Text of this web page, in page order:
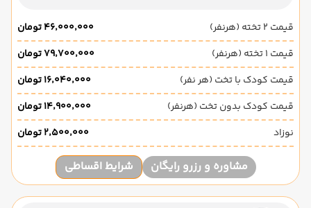
قیمت 2 تخته (هرنفر)
۴۶٬۰۰۰٬۰۰۰ تومان
قیمت 1 تخته (هرنفر)
۷۹٬۷۰۰٬۰۰۰ تومان
قیمت کودک با تخت (هر نفر)
۱۶٬۰۴۰٬۰۰۰ تومان
قیمت کودک بدون تخت (هرنفر)
۱۴٬۹۰۰٬۰۰۰ تومان
نوزاد
۲٬۵۰۰٬۰۰۰ تومان
مشاوره و رزرو رایگان شرایط اقساطی